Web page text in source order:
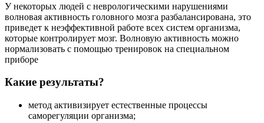
У некоторых людей с неврологическими нарушениями
волновая активность головного мозга разбалансирована, это
приведет к неэффективной работе всех систем организма,
которые контролирует мозг. Волновую активность можно
нормализовать с помощью тренировок на специальном
приборе
Какие результаты?
метод активизирует естественные процессы
саморегуляции организма;